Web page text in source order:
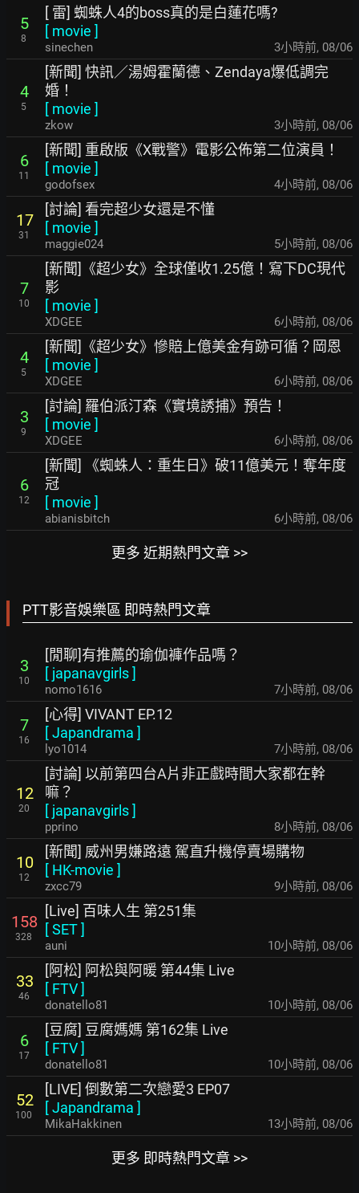
5
8
[ 雷] 蜘蛛人4的boss真的是白蓮花嗎?
[ movie ]
sinechen 3小時前, 08/06
4
5
[新聞] 快訊／湯姆霍蘭德、Zendaya爆低調完
婚！
[ movie ]
zkow 3小時前, 08/06
6
11
[新聞] 重啟版《X戰警》電影公佈第二位演員！
[ movie ]
godofsex 4小時前, 08/06
17
31
[討論] 看完超少女還是不懂
[ movie ]
maggie024 5小時前, 08/06
7
10
[新聞]《超少女》全球僅收1.25億！寫下DC現代
影
[ movie ]
XDGEE 6小時前, 08/06
4
5
[新聞]《超少女》慘賠上億美金有跡可循？岡恩
[ movie ]
XDGEE 6小時前, 08/06
3
9
[討論] 羅伯派汀森《實境誘捕》預告！
[ movie ]
XDGEE 6小時前, 08/06
6
12
[新聞] 《蜘蛛人：重生日》破11億美元！奪年度
冠
[ movie ]
abianisbitch 6小時前, 08/06
更多 近期熱門文章 >>
PTT影音娛樂區 即時熱門文章
3
10
[閒聊]有推薦的瑜伽褲作品嗎？
[ japanavgirls]
nomo1616 7小時前, 08/06
7
16
[心得] VIVANT EP.12
[Japandrama ]
lyo1014 7小時前, 08/06
12
20
[討論] 以前第四台A片非正戲時間大家都在幹
嘛？
[ japanavgirls]
pprino 8小時前, 08/06
10
12
[新聞] 威州男嫌路遠 駕直升機停賣場購物
[ HK-movie ]
zxcc79 9小時前, 08/06
158
328
[Live] 百味人生 第251集
[SET]
auni 10小時前, 08/06
33
46
[阿松] 阿松與阿暖 第44集 Live
[ FTV]
donatello81 10小時前, 08/06
6
17
[豆腐] 豆腐媽媽 第162集 Live
[ FTV]
donatello81 10小時前, 08/06
52
100
[LIVE] 倒數第二次戀愛3 EP07
[Japandrama ]
MikaHakkinen 13小時前, 08/06
更多 即時熱門文章 >>